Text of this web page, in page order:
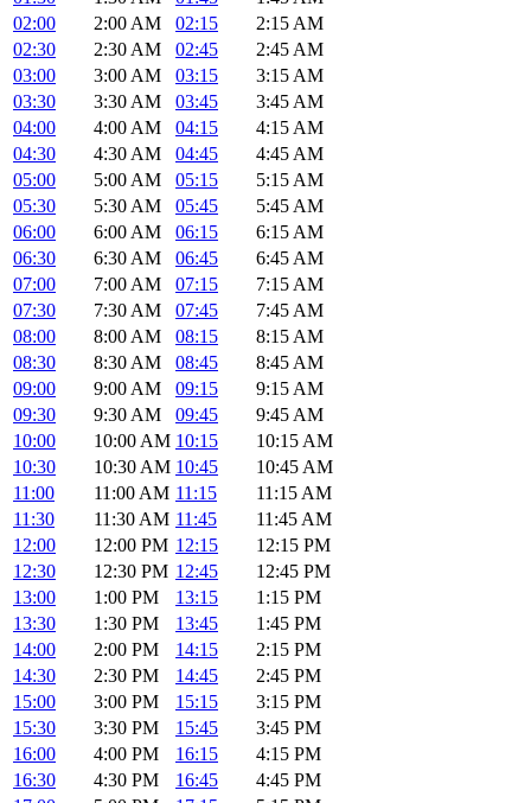
02:00
2:00 AM 02:15
2:15 AM
02:30
2:30 AM 02:45
2:45 AM
03:00
3:00 AM 03:15
3:15 AM
03:30
3:30 AM 03:45
3:45 AM
04:00
4:00 AM 04:15
4:15 AM
04:30
4:30 AM 04:45
4:45 AM
05:00
5:00 AM 05:15
5:15 AM
05:30
5:30 AM 05:45
5:45 AM
06:00
6:00 AM 06:15
6:15 AM
06:30
6:30 AM 06:45
6:45 AM
07:00
7:00 AM 07:15
7:15 AM
07:30
7:30 AM 07:45
7:45 AM
08:00
8:00 AM 08:15
8:15 AM
08:30
8:30 AM 08:45
8:45 AM
09:00
9:00 AM 09:15
9:15 AM
09:30
9:30 AM 09:45
9:45 AM
10:00
10:00 AM 10:15
10:15 AM
10:30
10:30 AM 10:45
10:45 AM
11:00
11:00 AM 11:15
11:15 AM
11:30
11:30 AM 11:45
11:45 AM
12:00
12:00 PM 12:15
12:15 PM
12:30
12:30 PM 12:45
12:45 PM
13:00
1:00 PM 13:15
1:15 PM
13:30
1:30 PM 13:45
1:45 PM
14:00
2:00 PM 14:15
2:15 PM
14:30
2:30 PM 14:45
2:45 PM
15:00
3:00 PM 15:15
3:15 PM
15:30
3:30 PM 15:45
3:45 PM
16:00
4:00 PM 16:15
4:15 PM
16:30
4:30 PM 16:45
4:45 PM